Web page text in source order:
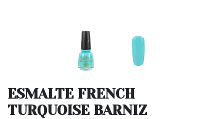
ESMALTE FRENCH
TURQUOISE BARNIZ